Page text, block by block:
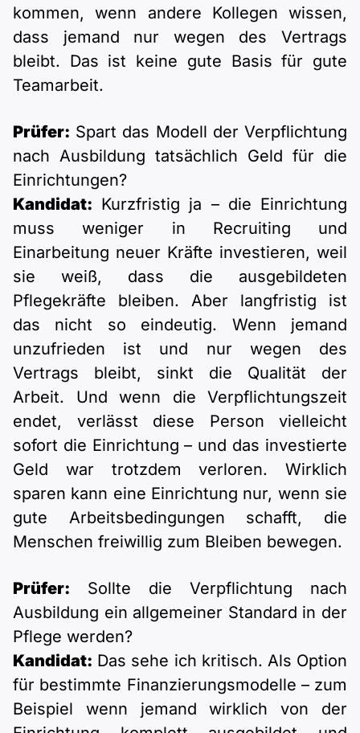
kommen, wenn andere Kollegen wissen,
dass jemand nur wegen des Vertrags
bleibt. Das ist keine gute Basis für gute
Teamarbeit.
Prüfer: Spart das Modell der Verpflichtung
nach Ausbildung tatsächlich Geld für die
Einrichtungen?
Kandidat: Kurzfristig ja – die Einrichtung
muss weniger in Recruiting und
Einarbeitung neuer Kräfte investieren, weil
sie weiß, dass die ausgebildeten
Pflegekräfte bleiben. Aber langfristig ist
das nicht so eindeutig. Wenn jemand
unzufrieden ist und nur wegen des
Vertrags bleibt, sinkt die Qualität der
Arbeit. Und wenn die Verpflichtungszeit
endet, verlässt diese Person vielleicht
sofort die Einrichtung – und das investierte
Geld war trotzdem verloren. Wirklich
sparen kann eine Einrichtung nur, wenn sie
gute Arbeitsbedingungen schafft, die
Menschen freiwillig zum Bleiben bewegen.
Prüfer: Sollte die Verpflichtung nach
Ausbildung ein allgemeiner Standard in der
Pflege werden?
Kandidat: Das sehe ich kritisch. Als Option
für bestimmte Finanzierungsmodelle – zum
Beispiel wenn jemand wirklich von der